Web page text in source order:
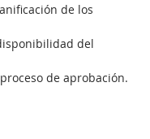
de los
del
de aprobación.